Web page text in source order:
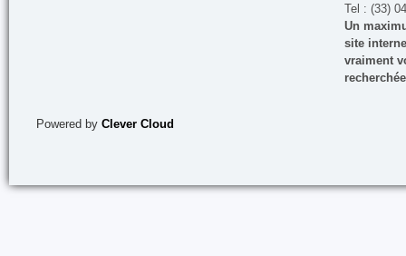
Tel : (33)
Un
site
vraiment
Powered by Clever Cloud